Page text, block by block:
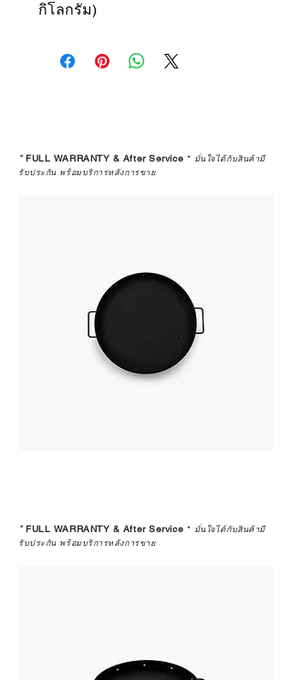
กิโลกรัม)
*FULL WARRANTY & After Service * มั่นใจได้กับสินค้ามี
รับประกัน พร้อมบริการหลังการขาย
*FULL WARRANTY & After Service * มั่นใจได้กับสินค้ามี
รับประกัน พร้อมบริการหลังการขาย